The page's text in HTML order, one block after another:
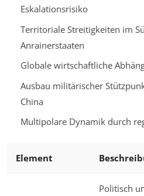
Eskalationsrisiko
Territoriale Streitigkeiten im
Anrainerstaaten
Globale wirtschaftliche
Ausbau militärischer
China
Multipolare Dynamik durch
Element
Politisch